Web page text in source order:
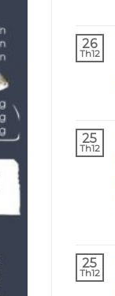
26
Th12
25
Th12
25
Th12